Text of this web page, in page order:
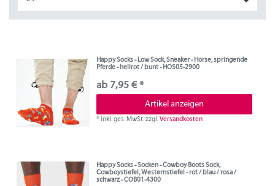
Happy Socks - Low Sock, Sneaker - Horse, springende
Pferde - hellrot / bunt - HOS05-2900
ab 7,95 € *
Artikel anzeigen
*inkl. ges. MwSt.zzgl.Versandkosten
Happy Socks - Socken - Cowboy Boots Sock,
Cowboystiefel, Westernstiefel - rot / blau / rosa /
schwarz - COB01-4300